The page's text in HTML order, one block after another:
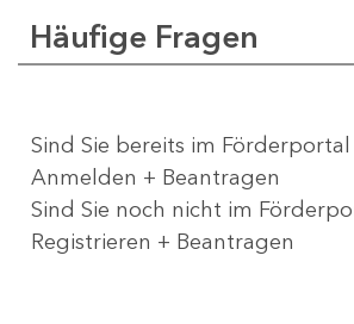
Häufige Fragen
Sind Sie bereits im
Anmelden + Beantragen
Sind Sie noch nicht im
Registrieren + Beantragen